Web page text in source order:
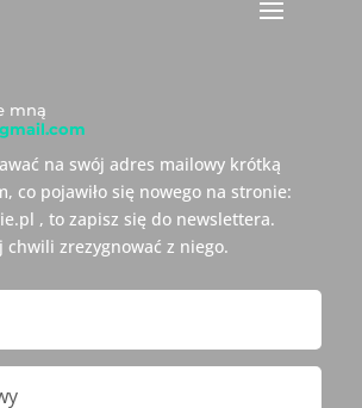
mną
na swój adres mailowy krótką
co pojawiło się nowego na stronie:
, to zapisz się do newslettera.
chwili zrezygnować z niego.